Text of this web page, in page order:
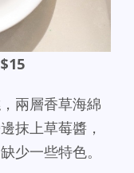
兩層香草海綿
抹上草莓醬，
少一些特色。